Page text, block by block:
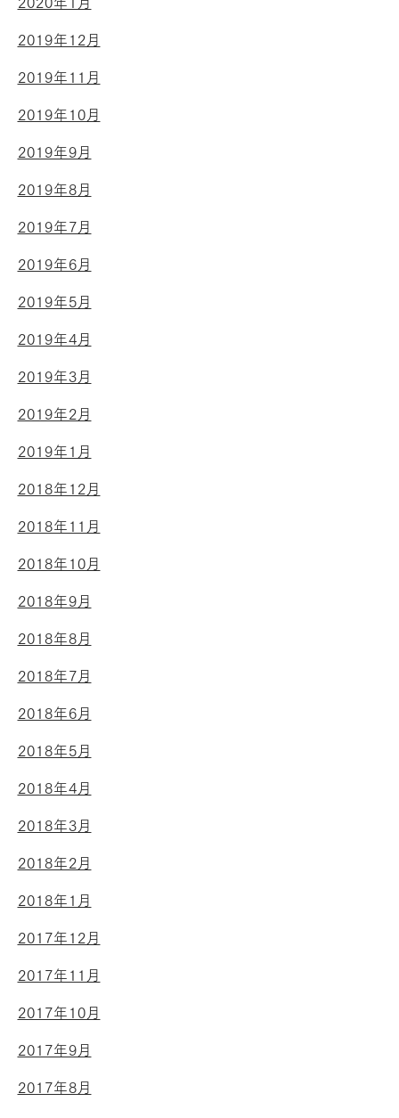
2019年12月
2019年11月
2019年10月
2019年9月
2019年8月
2019年7月
2019年6月
2019年5月
2019年4月
2019年3月
2019年2月
2019年1月
2018年12月
2018年11月
2018年10月
2018年9月
2018年8月
2018年7月
2018年6月
2018年5月
2018年4月
2018年3月
2018年2月
2018年1月
2017年12月
2017年11月
2017年10月
2017年9月
2017年8月